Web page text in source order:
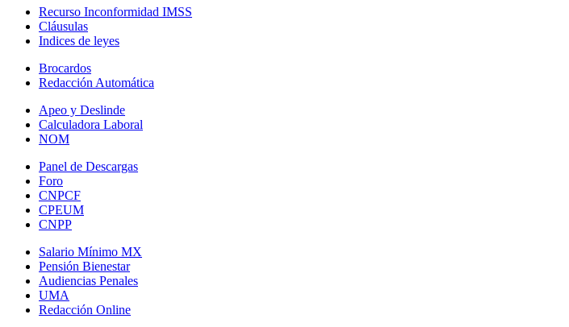
Recurso Inconformidad IMSS
Cláusulas
Indices de leyes
Brocardos
Redacción Automática
Apeo y Deslinde
Calculadora Laboral
NOM
Panel de Descargas
Foro
CNPCF
CPEUM
CNPP
Salario Mínimo MX
Pensión Bienestar
Audiencias Penales
UMA
Redacción Online